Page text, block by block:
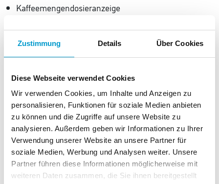
Zustimmung Details Über Cookies
Diese Webseite verwendet Cookies
Wir verwenden Cookies, um Inhalte und Anzeigen zu
personalisieren, Funktionen für soziale Medien anbieten
zu können und die Zugriffe auf unsere Website zu
analysieren. Außerdem geben wir Informationen zu Ihrer
Verwendung unserer Website an unsere Partner für
soziale Medien, Werbung und Analysen weiter. Unsere
Partner führen diese Informationen möglicherweise mit
weiteren Daten zusammen, die Sie ihnen bereitgestellt
Kaffeemengendosieranzeige
Gewicht: 1,23 kg
Diese Produkte könnten Ihnen auch
gefallen.